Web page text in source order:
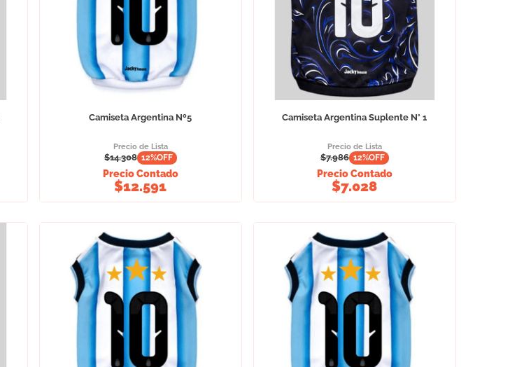
Camiseta Argentina Nº5
Precio de Lista
$14.308 12%OFF
Precio Contado
$12.591
Camiseta Argentina Suplente N° 1
Precio de Lista
$7.986 12%OFF
Precio Contado
$7.028